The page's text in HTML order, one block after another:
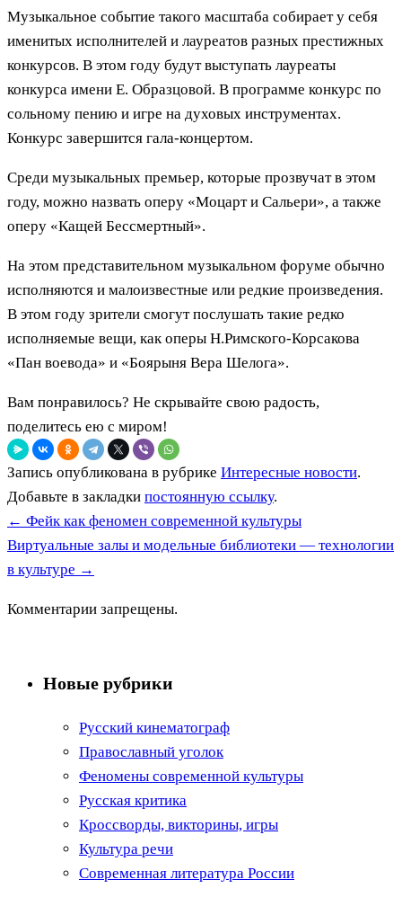
Музыкальное событие такого масштаба собирает у себя
именитых исполнителей и лауреатов разных престижных
конкурсов. В этом году будут выступать лауреаты
конкурса имени Е. Образцовой. В программе конкурс по
сольному пению и игре на духовых инструментах.
Конкурс завершится гала-концертом.
Среди музыкальных премьер, которые прозвучат в этом
году, можно назвать оперу «Моцарт и Сальери», а также
оперу «Кащей Бессмертный».
На этом представительном музыкальном форуме обычно
исполняются и малоизвестные или редкие произведения.
В этом году зрители смогут послушать такие редко
исполняемые вещи, как оперы Н.Римского-Корсакова
«Пан воевода» и «Боярыня Вера Шелога».
Вам понравилось? Не скрывайте свою радость,
поделитесь ею с миром!
Запись опубликована в рубрике Интересные новости.
Добавьте в закладки постоянную ссылку.
← Фейк как феномен современной культуры
Виртуальные залы и модельные библиотеки — технологии
в культуре →
Комментарии запрещены.
Новые рубрики
Русский кинематограф
Православный уголок
Феномены современной культуры
Русская критика
Кроссворды, викторины, игры
Культура речи
Современная литература России